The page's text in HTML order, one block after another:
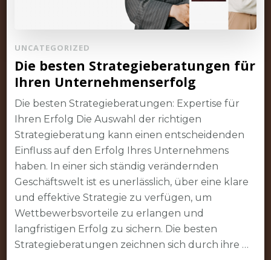
UNCATEGORIZED
Die besten Strategieberatungen für
Ihren Unternehmenserfolg
Die besten Strategieberatungen: Expertise für
Ihren Erfolg Die Auswahl der richtigen
Strategieberatung kann einen entscheidenden
Einfluss auf den Erfolg Ihres Unternehmens
haben. In einer sich ständig verändernden
Geschäftswelt ist es unerlässlich, über eine klare
und effektive Strategie zu verfügen, um
Wettbewerbsvorteile zu erlangen und
langfristigen Erfolg zu sichern. Die besten
Strategieberatungen zeichnen sich durch ihre …